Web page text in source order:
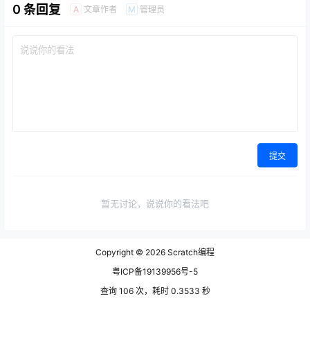
0 条回复 A 文章作者 M 管理员
提交
暂无讨论，说说你的看法吧
Copyright © 2026 Scratch编程
粤ICP备19139956号-5
查询 106 次，耗时 0.3533 秒